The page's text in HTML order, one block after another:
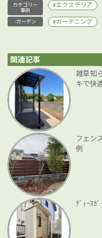
カテゴリー
事例
エクステリア
-ガーデン ガーデニング
関連記事
雑草知
キで快
フェン
例
ﾃﾞｨｰｽｶ